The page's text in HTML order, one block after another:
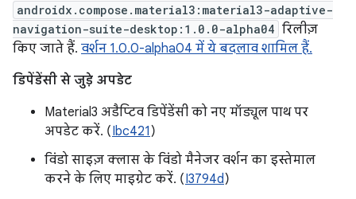
androidx.compose.material3:material3-adaptive-
navigation-suite-desktop:1.0.0-alpha04 रिलीज़
किए जाते हैं. वर्शन 1.0.0-alpha04 में ये बदलाव शामिल हैं.
डिपेंडेंसी से जुड़े अपडेट
Material3 अडैप्टिव डिपेंडेंसी को नए मॉड्यूल पाथ पर
अपडेट करें. (Ibc421 )
विंडो साइज़ क्लास के विंडो मैनेजर वर्शन का इस्तेमाल
करने के लिए माइग्रेट करें. (I3794d)